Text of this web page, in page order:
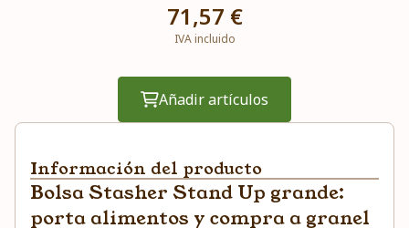
71,57 €
IVA incluido
Añadir artículos
Información del producto
Bolsa Stasher Stand Up grande:
porta alimentos y compra a granel